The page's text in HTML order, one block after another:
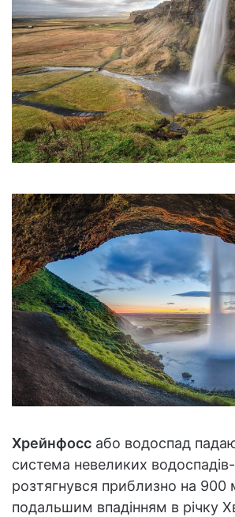
Хрейнфосс або водоспад
система невеликих
розтягнувся приблизно на 900
подальшим впадінням в річку